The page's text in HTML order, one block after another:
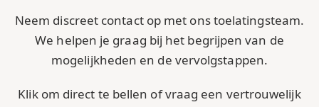
Neem discreet contact op met ons toelatingsteam.
We helpen je graag bij het begrijpen van de
mogelijkheden en de vervolgstappen.
Klik om direct te bellen of vraag een vertrouwelijk